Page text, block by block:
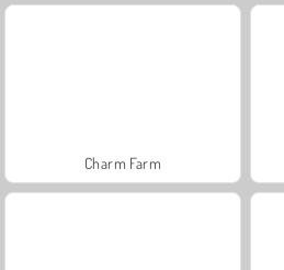
Charm Farm